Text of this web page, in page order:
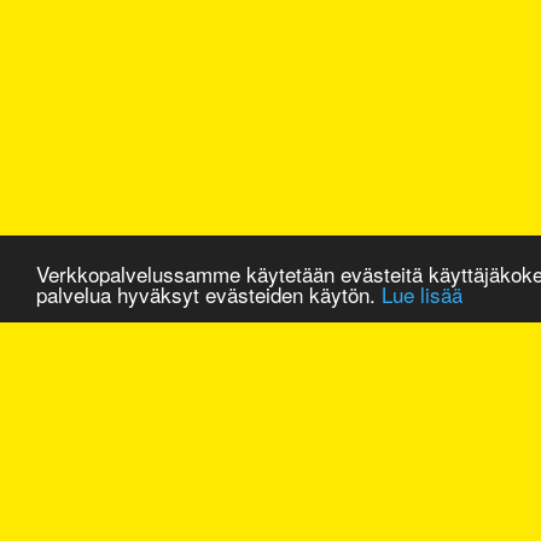
Verkkopalvelussamme käytetään evästeitä
palvelua hyväksyt evästeiden käytön. Lue lisää